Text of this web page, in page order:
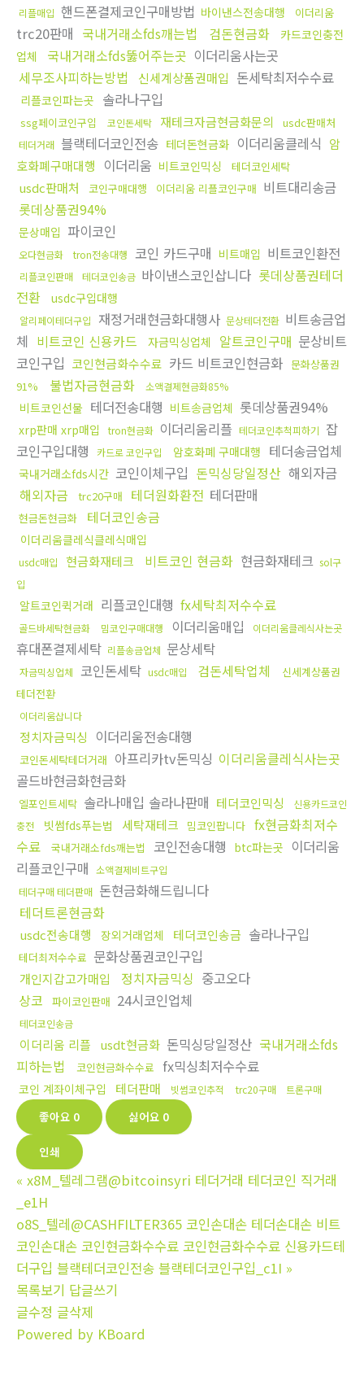
리플매입 핸드폰결제코인구매방법 바이낸스전송대행 이더리움
trc20판매 국내거래소fds깨는법 검돈현금화
카드코인충전
업체
국내거래소fds뚫어주는곳 이더리움사는곳
세무조사피하는방법
신세계상품권매입 돈세탁최저수수료
리플코인파는곳 솔라나구입
ssg페이코인구입 코인돈세탁 재테크자금현금화문의 usdc판매처
테더거래 블랙테더코인전송 테더돈현금화 이더리움클레식 암
호화폐구매대행
이더리움 비트코인믹싱 테더코인세탁
usdc판매처 코인구매대행 이더리움 리플코인구매 비트대리송금
롯데상품권94%
문상매입 파이코인
오다현금화 tron전송대행 코인 카드구매 비트매입 비트코인환전
리플코인판매 테더코인송금 바이낸스코인삽니다 롯데상품권테더
전환
usdc구입대행
알리페이테더구입 재정거래현금화대행사 문상테더전환 비트송금업
체 비트코인 신용카드 자금믹싱업체 알트코인구매 문상비트
코인구입 코인현금화수수료 카드 비트코인현금화 문화상품권
91%
불법자금현금화 소액결제현금화85%
비트코인선물 테더전송대행 비트송금업체 롯데상품권94%
xrp판매 xrp매입 tron현금화 이더리움리플 테더코인추척피하기 잡
코인구입대행
카드로 코인구입 암호화폐 구매대행 테더송금업체
국내거래소fds시간 코인이체구입 돈믹싱당일정산 해외자금
해외자금
trc20구매 테더원화환전 테더판매
현금돈현금화 테더코인송금
이더리움클레식클레식매입
usdc매입 현금화재테크 비트코인 현금화 현금화재테크 sol구
입
알트코인퀵거래 리플코인대행 fx세탁최저수수료
골드바세탁현금화 밈코인구매대행 이더리움매입 이더리움클레식사는곳
휴대폰결제세탁 리플송금업체 문상세탁
자금믹싱업체 코인돈세탁 usdc매입 검돈세탁업체
신세계상품권
테더전환
이더리움삽니다
정치자금믹싱 이더리움전송대행
코인돈세탁테더거래 아프리카tv돈믹싱 이더리움클레식사는곳
골드바현금화현금화
엘포인트세탁 솔라나매입 솔라나판매 테더코인믹싱
신용카드코인
충전
빗썸fds푸는법 세탁재테크 밈코인팝니다 fx현금화최저수
수료
국내거래소fds깨는법 코인전송대행 btc파는곳 이더리움
리플코인구매 소액결제비트구입
테더구매 테더판매 돈현금화해드립니다
테더트론현금화
usdc전송대행 장외거래업체 테더코인송금 솔라나구입
테더최저수수료 문화상품권코인구입
개인지갑고가매입 정치자금믹싱 중고오다
상코
파이코인판매 24시코인업체
테더코인송금
이더리움 리플 usdt현금화 돈믹싱당일정산 국내거래소fds
피하는법
코인현금화수수료 fx믹싱최저수수료
코인 계좌이체구입 테더판매 빗썸코인추적 trc20구매 트론구매
좋아요 0 싫어요 0
인쇄
« x8M_텔레그램@bitcoinsyri 테더거래 테더코인 직거래
_e1H
o8S_텔레@CASHFILTER365 코인손대손 테더손대손 비트
코인손대손 코인현금화수수료 코인현금화수수료 신용카드테
더구입 블랙테더코인전송 블랙테더코인구입_c1I »
목록보기 답글쓰기
글수정 글삭제
Powered by KBoard